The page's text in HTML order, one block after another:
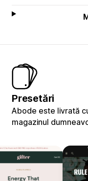
Presetări
Abode este livrată
magazinul